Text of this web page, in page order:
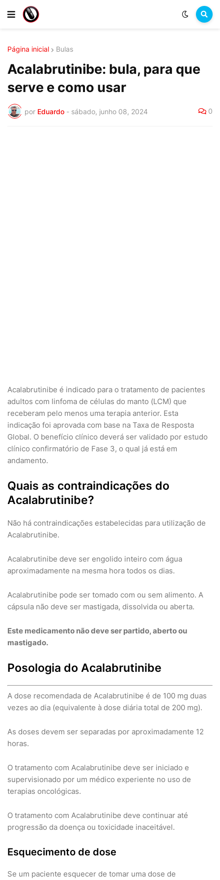
Página inicial Bulas
Acalabrutinibe: bula, para que
serve e como usar
por Eduardo - sábado, junho 08, 2024 0
Acalabrutinibe é indicado para o tratamento de pacientes
adultos com linfoma de células do manto (LCM) que
receberam pelo menos uma terapia anterior. Esta
indicação foi aprovada com base na Taxa de Resposta
Global. O benefício clínico deverá ser validado por estudo
clínico confirmatório de Fase 3, o qual já está em
andamento.
Quais as contraindicações do
Acalabrutinibe?
Não há contraindicações estabelecidas para utilização de
Acalabrutinibe.
Acalabrutinibe deve ser engolido inteiro com água
aproximadamente na mesma hora todos os dias.
Acalabrutinibe pode ser tomado com ou sem alimento. A
cápsula não deve ser mastigada, dissolvida ou aberta.
Este medicamento não deve ser partido, aberto ou
mastigado.
Posologia do Acalabrutinibe
A dose recomendada de Acalabrutinibe é de 100 mg duas
vezes ao dia (equivalente à dose diária total de 200 mg).
As doses devem ser separadas por aproximadamente 12
horas.
O tratamento com Acalabrutinibe deve ser iniciado e
supervisionado por um médico experiente no uso de
terapias oncológicas.
O tratamento com Acalabrutinibe deve continuar até
progressão da doença ou toxicidade inaceitável.
Esquecimento de dose
Se um paciente esquecer de tomar uma dose de